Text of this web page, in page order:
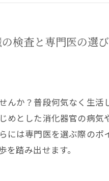
ギーについて
検査と専門医の選
んか？普段何気なく生
めとした消化器官の病
には専門医を選ぶ際の
踏み出せます。